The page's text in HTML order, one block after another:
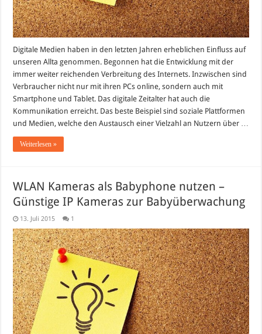
Digitale Medien haben in den letzten Jahren erheblichen Einfluss auf
unseren Allta genommen. Begonnen hat die Entwicklung mit der
immer weiter reichenden Verbreitung des Internets. Inzwischen sind
Verbraucher nicht nur mit ihren PCs online, sondern auch mit
Smartphone und Tablet. Das digitale Zeitalter hat auch die
Kommunikation erreicht. Das beste Beispiel sind soziale Plattformen
und Medien, welche den Austausch einer Vielzahl an Nutzern über …
Weiterlesen »
WLAN Kameras als Babyphone nutzen –
Günstige IP Kameras zur Babyüberwachung
13. Juli 2015 1